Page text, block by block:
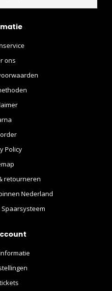
ons
Policy
retourneren
Nederland